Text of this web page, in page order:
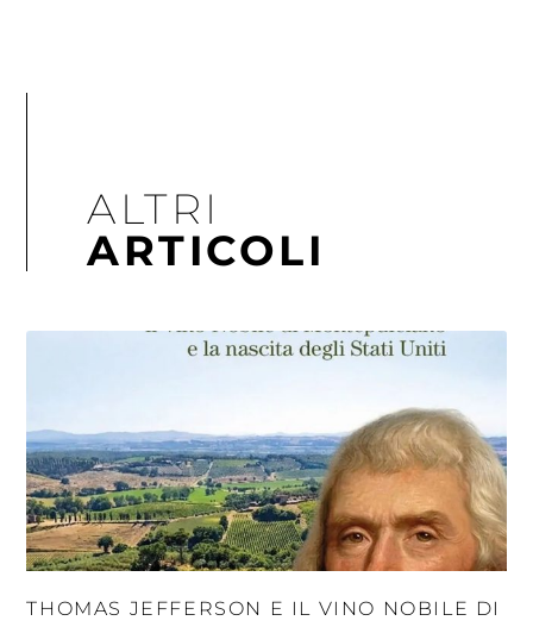
ALTRI
ARTICOLI
THOMAS JEFFERSON E IL VINO NOBILE DI